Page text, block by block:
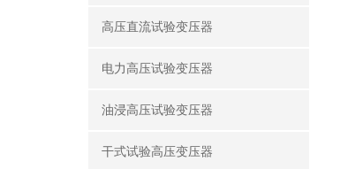
高压直流试验变压器
电力高压试验变压器
油浸高压试验变压器
干式试验高压变压器